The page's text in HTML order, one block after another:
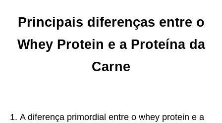
Principais diferenças entre o
Whey Protein e a Proteína da
Carne
A diferença primordial entre o whey protein e a